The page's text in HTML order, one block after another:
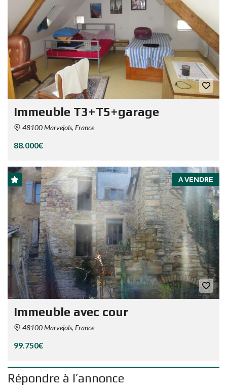
Immeuble T3+T5+garage
48100 Marvejols, France
88.000€
À VENDRE
Immeuble avec cour
48100 Marvejols, France
99.750€
Répondre à l’annonce